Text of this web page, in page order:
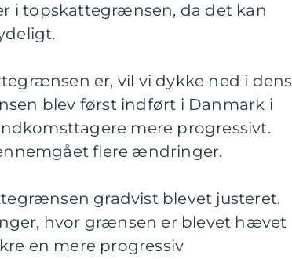
i topskattegrænsen, da det kan
er, vil vi dykke ned i dens
blev først indført i Danmark i
mere progressivt.
flere ændringer.
gradvist blevet justeret.
hvor grænsen er blevet hævet
en mere progressiv